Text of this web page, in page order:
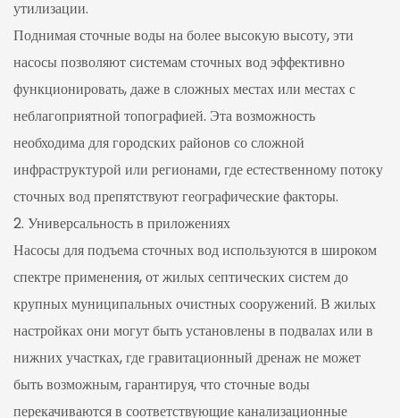
утилизации.
Поднимая сточные воды на более высокую высоту, эти
насосы позволяют системам сточных вод эффективно
функционировать, даже в сложных местах или местах с
неблагоприятной топографией. Эта возможность
необходима для городских районов со сложной
инфраструктурой или регионами, где естественному потоку
сточных вод препятствуют географические факторы.
2. Универсальность в приложениях
Насосы для подъема сточных вод используются в широком
спектре применения, от жилых септических систем до
крупных муниципальных очистных сооружений. В жилых
настройках они могут быть установлены в подвалах или в
нижних участках, где гравитационный дренаж не может
быть возможным, гарантируя, что сточные воды
перекачиваются в соответствующие канализационные